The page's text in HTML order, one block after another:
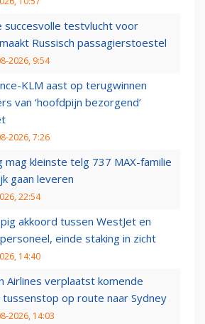
succesvolle testvlucht voor
Russisch passagierstoestel
2026, 9:54
KLM aast op terugwinnen
van ‘hoofdpijn bezorgend’
2026, 7:26
mag kleinste telg 737 MAX-familie
gaan leveren
22:54
akkoord tussen WestJet en
einde staking in zicht
14:40
Airlines verplaatst komende
op route naar Sydney
2026, 14:03